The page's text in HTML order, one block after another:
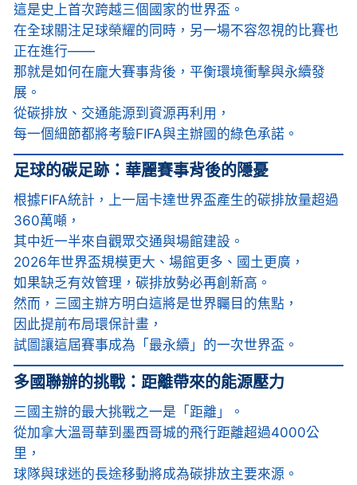
這是史上首次跨越三個國家的世界盃。
在全球關注足球榮耀的同時，另一場不容忽視的比賽也
正在進行——
那就是如何在龐大賽事背後，平衡環境衝擊與永續發
展。
從碳排放、交通能源到資源再利用，
每一個細節都將考驗FIFA與主辦國的綠色承諾。
足球的碳足跡：華麗賽事背後的隱憂
根據FIFA統計，上一屆卡達世界盃產生的碳排放量超過
360萬噸，
其中近一半來自觀眾交通與場館建設。
2026年世界盃規模更大、場館更多、國土更廣，
如果缺乏有效管理，碳排放勢必再創新高。
然而，三國主辦方明白這將是世界矚目的焦點，
因此提前布局環保計畫，
試圖讓這屆賽事成為「最永續」的一次世界盃。
多國聯辦的挑戰：距離帶來的能源壓力
三國主辦的最大挑戰之一是「距離」。
從加拿大溫哥華到墨西哥城的飛行距離超過4000公
里，
球隊與球迷的長途移動將成為碳排放主要來源。